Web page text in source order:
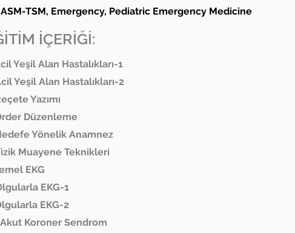
TSM, Emergency, Pediatric Emergency Medicine
İÇERİĞİ:
Yeşil Alan Hastalıkları-1
Yeşil Alan Hastalıkları-2
Yazımı
Düzenleme
Yönelik Anamnez
Muayene Teknikleri
EKG
EKG-1
EKG-2
Koroner Sendrom